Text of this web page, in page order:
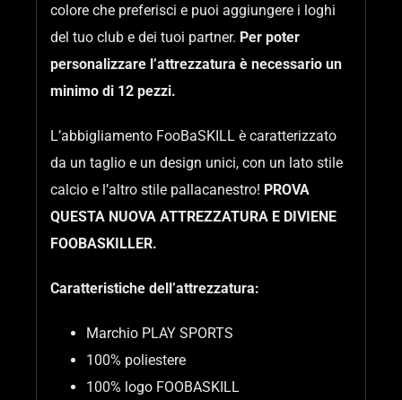
colore che preferisci e puoi aggiungere i loghi
del tuo club e dei tuoi partner. Per poter
personalizzare l’attrezzatura è necessario un
minimo di 12 pezzi.
L’abbigliamento FooBaSKILL è caratterizzato
da un taglio e un design unici, con un lato stile
calcio e l’altro stile pallacanestro! PROVA
QUESTA NUOVA ATTREZZATURA E DIVIENE
FOOBASKILLER.
Caratteristiche dell’attrezzatura:
Marchio PLAY SPORTS
100% poliestere
100% logo FOOBASKILL